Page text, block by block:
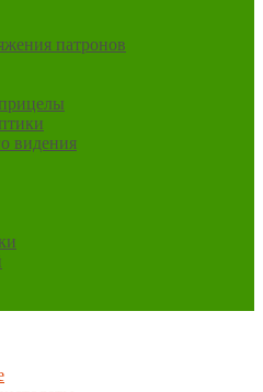
патронов
видения